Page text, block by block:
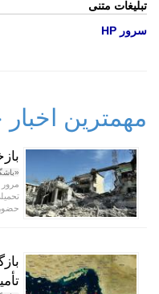
تبلیغات متنی
سرور HP
مهمترین